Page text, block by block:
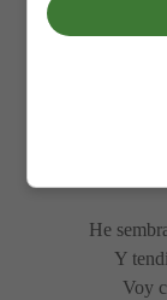
He
Y
Voy